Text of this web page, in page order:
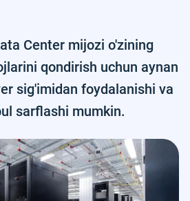
Center mijozi o'zining
qondirish uchun aynan
sig'imidan foydalanishi va
sarflashi mumkin.